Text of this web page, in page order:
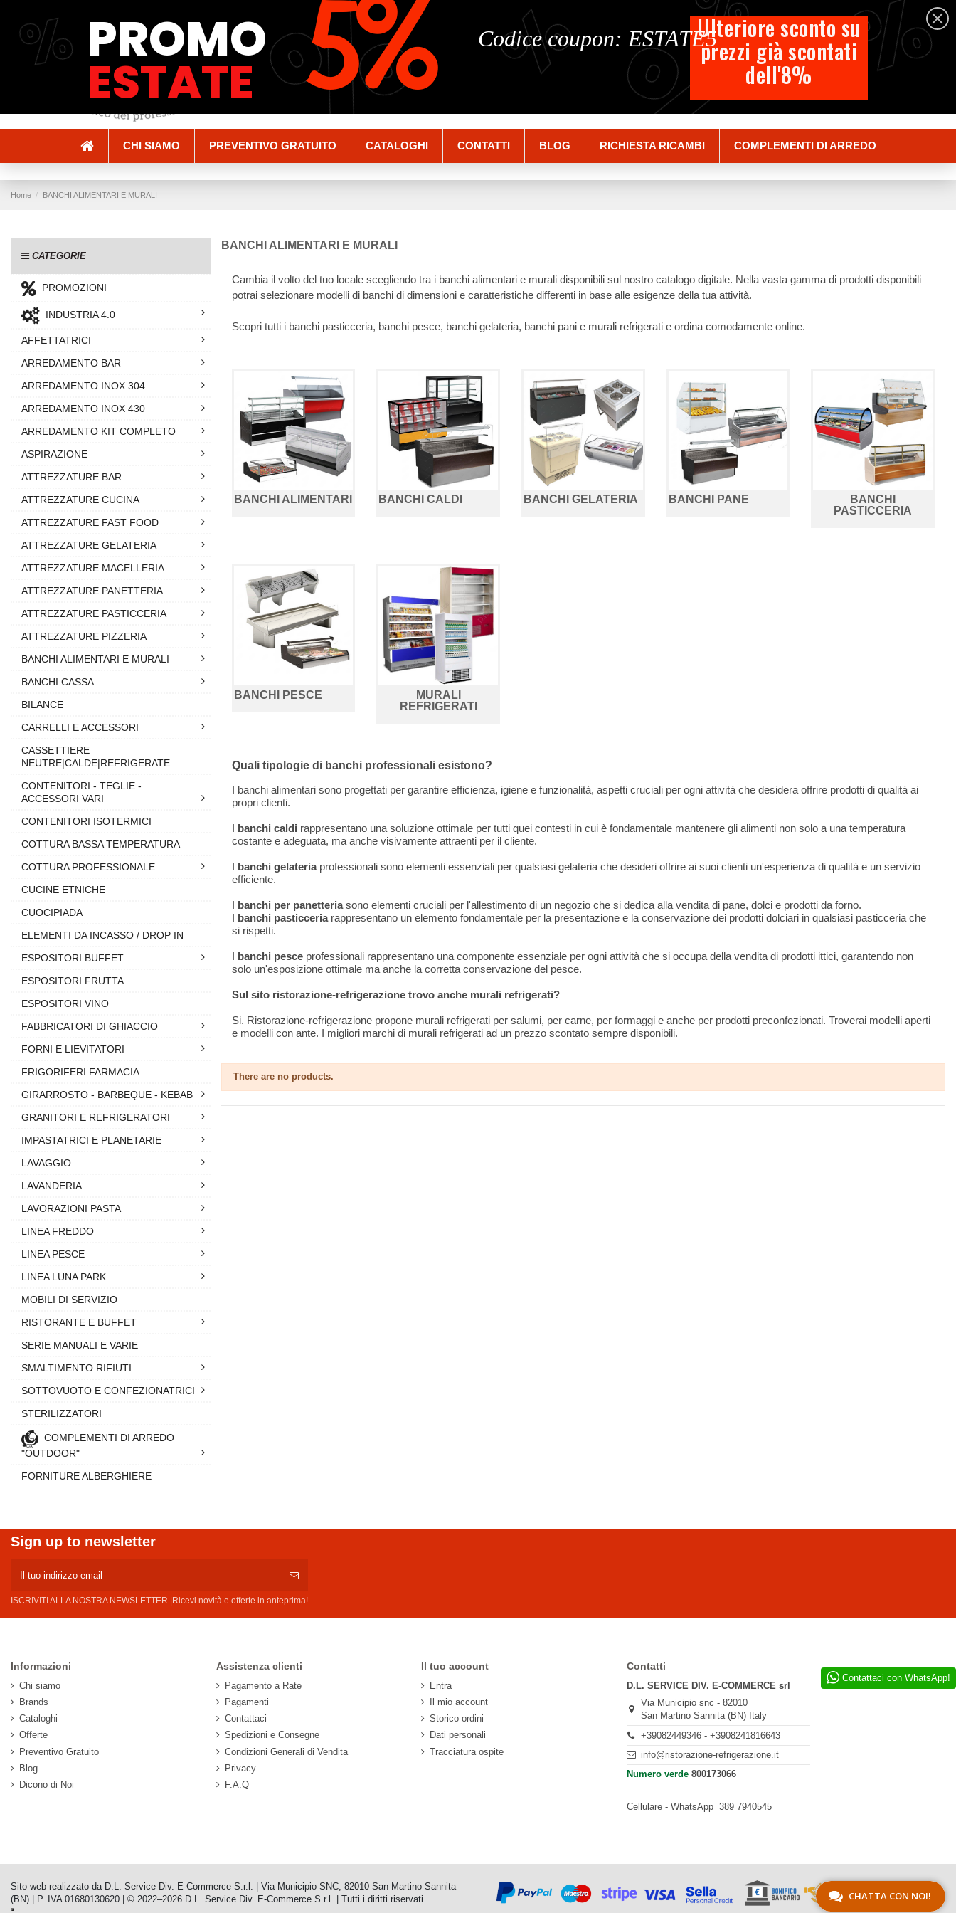
Italiano
Carrello
CHI SIAMO PREVENTIVO GRATUITO CATALOGHI CONTATTI BLOG RICHIESTA RICAMBI COMPLEMENTI DI ARREDO
Home BANCHI ALIMENTARI E MURALI
BANCHI ALIMENTARI E MURALI
Cambia il volto del tuo locale scegliendo tra i banchi alimentari e murali disponibili sul nostro catalogo digitale. Nella vasta gamma di prodotti disponibili
potrai selezionare modelli di banchi di dimensioni e caratteristiche differenti in base alle esigenze della tua attività.
Scopri tutti i banchi pasticceria, banchi pesce, banchi gelateria, banchi pani e murali refrigerati e ordina comodamente online.
BANCHI ALIMENTARI BANCHI CALDI BANCHI GELATERIA BANCHI PANE
BANCHI
PASTICCERIA
BANCHI PESCE
MURALI
REFRIGERATI
Quali tipologie di banchi professionali esistono?
I banchi alimentari sono progettati per garantire efficienza, igiene e funzionalità, aspetti cruciali per ogni attività che desidera offrire prodotti di qualità ai
propri clienti.
I banchi caldi rappresentano una soluzione ottimale per tutti quei contesti in cui è fondamentale mantenere gli alimenti non solo a una temperatura
costante e adeguata, ma anche visivamente attraenti per il cliente.
I banchi gelateriaprofessionali sono elementi essenziali per qualsiasi gelateria che desideri offrire ai suoi clienti un'esperienza di qualità e un servizio
efficiente.
I banchi per panetteriasono elementi cruciali per l'allestimento di un negozio che si dedica alla vendita di pane, dolci e prodotti da forno.
I banchi pasticceriarappresentano un elemento fondamentale per la presentazione e la conservazione dei prodotti dolciari in qualsiasi pasticceria che
si rispetti.
I banchi pesceprofessionali rappresentano una componente essenziale per ogni attività che si occupa della vendita di prodotti ittici, garantendo non
solo un'esposizione ottimale ma anche la corretta conservazione del pesce.
Sul sito ristorazione-refrigerazione trovo anche murali refrigerati?
Si. Ristorazione-refrigerazione propone murali refrigerati per salumi, per carne, per formaggi e anche per prodotti preconfezionati. Troverai modelli aperti
e modelli con ante. I migliori marchi di murali refrigerati ad un prezzo scontato sempre disponibili.
There are no products.
CATEGORIE
PROMOZIONI
INDUSTRIA 4.0
AFFETTATRICI
ARREDAMENTO BAR
ARREDAMENTO INOX 304
ARREDAMENTO INOX 430
ARREDAMENTO KIT COMPLETO
ASPIRAZIONE
ATTREZZATURE BAR
ATTREZZATURE CUCINA
ATTREZZATURE FAST FOOD
ATTREZZATURE GELATERIA
ATTREZZATURE MACELLERIA
ATTREZZATURE PANETTERIA
ATTREZZATURE PASTICCERIA
ATTREZZATURE PIZZERIA
BANCHI ALIMENTARI E MURALI
BANCHI CASSA
BILANCE
CARRELLI E ACCESSORI
CASSETTIERE
NEUTRE|CALDE|REFRIGERATE
CONTENITORI - TEGLIE -
ACCESSORI VARI
CONTENITORI ISOTERMICI
COTTURA BASSA TEMPERATURA
COTTURA PROFESSIONALE
CUCINE ETNICHE
CUOCIPIADA
ELEMENTI DA INCASSO / DROP IN
ESPOSITORI BUFFET
ESPOSITORI FRUTTA
ESPOSITORI VINO
FABBRICATORI DI GHIACCIO
FORNI E LIEVITATORI
FRIGORIFERI FARMACIA
GIRARROSTO - BARBEQUE - KEBAB
GRANITORI E REFRIGERATORI
IMPASTATRICI E PLANETARIE
LAVAGGIO
LAVANDERIA
LAVORAZIONI PASTA
LINEA FREDDO
LINEA PESCE
LINEA LUNA PARK
MOBILI DI SERVIZIO
RISTORANTE E BUFFET
SERIE MANUALI E VARIE
SMALTIMENTO RIFIUTI
SOTTOVUOTO E CONFEZIONATRICI
STERILIZZATORI
COMPLEMENTI DI ARREDO
"OUTDOOR"
FORNITURE ALBERGHIERE
Sign up to newsletter
ISCRIVITI ALLA NOSTRA NEWSLETTER |Ricevi novità e offerte in anteprima!
Informazioni
Chi siamo
Brands
Cataloghi
Offerte
Preventivo Gratuito
Blog
Dicono di Noi
Assistenza clienti
Pagamento a Rate
Pagamenti
Contattaci
Spedizioni e Consegne
Condizioni Generali di Vendita
Privacy
F.A.Q
Il tuo account
Entra
Il mio account
Storico ordini
Dati personali
Tracciatura ospite
Contatti
D.L. SERVICE DIV. E-COMMERCE srl
Via Municipio snc - 82010
San Martino Sannita (BN) Italy
+39082449346 - +3908241816643
info@ristorazione-refrigerazione.it
Numero verde 800173066
Cellulare - WhatsApp 389 7940545
Contattaci con WhatsApp!
Sito web realizzato da D.L. Service Div. E-Commerce S.r.l. | Via Municipio SNC, 82010 San Martino Sannita
(BN) | P. IVA 01680130620 | © 2022–2026 D.L. Service Div. E-Commerce S.r.l. | Tutti i diritti riservati.
%
% %
%
% Ulteriore sconto su
prezzi già scontati
dell'8%
Codice coupon: ESTATE5
PROMO
ESTATE 5%
CHATTA CON NOI!